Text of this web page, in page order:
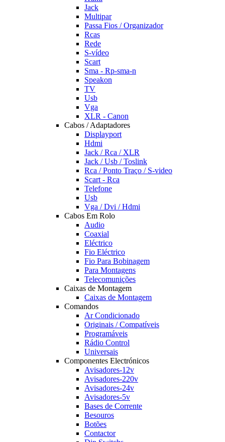
Jack
Multipar
Passa Fios / Organizador
Rcas
Rede
S-vídeo
Scart
Sma - Rp-sma-n
Speakon
TV
Usb
Vga
XLR - Canon
Cabos / Adaptadores
Displayport
Hdmi
Jack / Rca / XLR
Jack / Usb / Toslink
Rca / Ponto Traço / S-video
Scart - Rca
Telefone
Usb
Vga / Dvi / Hdmi
Cabos Em Rolo
Audio
Coaxial
Eléctrico
Fio Eléctrico
Fio Para Bobinagem
Para Montagens
Telecomunições
Caixas de Montagem
Caixas de Montagem
Comandos
Ar Condicionado
Originais / Compatíveis
Programáveis
Rádio Control
Universais
Componentes Electrónicos
Avisadores-12v
Avisadores-220v
Avisadores-24v
Avisadores-5v
Bases de Corrente
Besouros
Botões
Contactor